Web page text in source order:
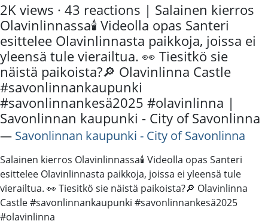
2K views · 43 reactions | Salainen kierros
Olavinlinnassa🕯️ Videolla opas Santeri
esittelee Olavinlinnasta paikkoja, joissa ei
yleensä tule vierailtua. 👀 Tiesitkö sie
näistä paikoista?🔎 Olavinlinna Castle
#savonlinnankaupunki
#savonlinnankesä2025 #olavinlinna |
Savonlinnan kaupunki - City of Savonlinna
― Savonlinnan kaupunki - City of Savonlinna
Salainen kierros Olavinlinnassa🕯️ Videolla opas Santeri
esittelee Olavinlinnasta paikkoja, joissa ei yleensä tule
vierailtua. 👀 Tiesitkö sie näistä paikoista?🔎 Olavinlinna
Castle #savonlinnankaupunki #savonlinnankesä2025
#olavinlinna